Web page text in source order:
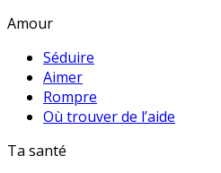
Amour
Séduire
Aimer
Rompre
Où trouver de l’aide
Ta santé